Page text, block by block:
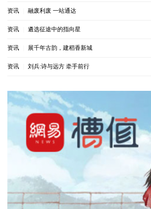
资讯 融废利废 一站通达
资讯 遴选征途中的指向星
资讯 展千年古韵，建稻香新城
资讯 刘兵:诗与远方 牵手前行